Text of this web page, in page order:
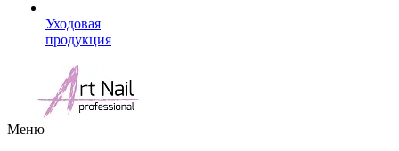
Уходовая
продукция
Меню